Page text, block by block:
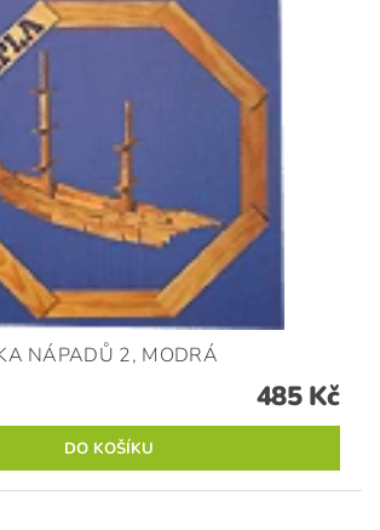
NÁPADŮ 2, MODRÁ
485 Kč